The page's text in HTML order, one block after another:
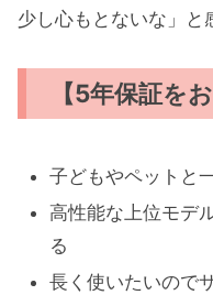
少し心もとないな」と
【5年保証を
子どもやペットと
高性能な上位モデ
る
長く使いたいので